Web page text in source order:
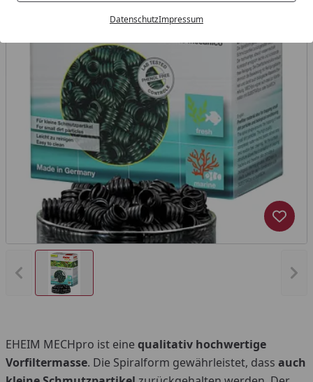
DatenschutzImpressum
Vorheriges Bild anzeigen
EHEIM MECHpro ist eine qualitativ hochwertige
Vorfiltermasse. Die Spiralform gewährleistet, dass auch